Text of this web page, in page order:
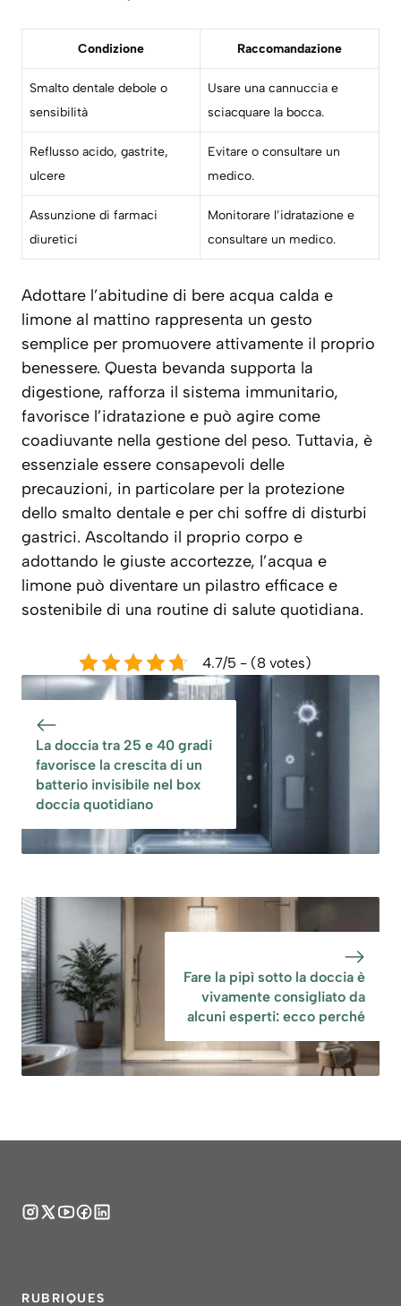
Condizione Raccomandazione
Smalto dentale debole o
sensibilità
Usare una cannuccia e
sciacquare la bocca.
Reflusso acido, gastrite,
ulcere
Evitare o consultare un
medico.
Assunzione di farmaci
diuretici
Monitorare l’idratazione e
consultare un medico.
Adottare l’abitudine di bere acqua calda e
limone al mattino rappresenta un gesto
semplice per promuovere attivamente il proprio
benessere. Questa bevanda supporta la
digestione, rafforza il sistema immunitario,
favorisce l’idratazione e può agire come
coadiuvante nella gestione del peso. Tuttavia, è
essenziale essere consapevoli delle
precauzioni, in particolare per la protezione
dello smalto dentale e per chi soffre di disturbi
gastrici. Ascoltando il proprio corpo e
adottando le giuste accortezze, l’acqua e
limone può diventare un pilastro efficace e
sostenibile di una routine di salute quotidiana.
4.7/5 - (8 votes)
La doccia tra 25 e 40 gradi
favorisce la crescita di un
batterio invisibile nel box
doccia quotidiano
Fare la pipì sotto la doccia è
vivamente consigliato da
alcuni esperti: ecco perché
RUBRIQUES